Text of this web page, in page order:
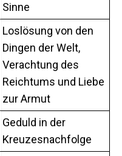
Sinne
Loslösung von den
Dingen der Welt,
Verachtung des
Reichtums und Liebe
zur Armut
Geduld in der
Kreuzesnachfolge